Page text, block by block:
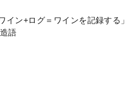
イン+ログ＝ワインを記録する」
語